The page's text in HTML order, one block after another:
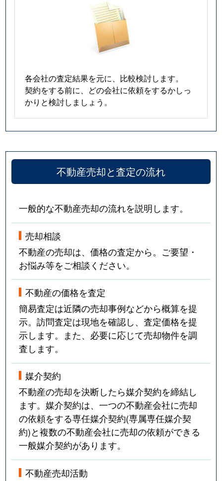
各会社の査定結果を元に、比較検討します。
契約をする前に、どの会社に依頼をするかしっ
かりと検討しましょう。
不動産売却と査定の流れ
一般的な不動産売却の流れを説明します。
売却相談
不動産の売却は、価格の査定から。ご要望・
お悩み等をご相談ください。
不動産の価格を査定
簡易査定は近隣の売却事例などから概算を提
示。訪問査定は現地を確認し、査定価格を提
示します。また、必要に応じて売却物件を調
査します。
媒介契約
不動産の売却を決断したら媒介契約を締結し
ます。媒介契約は、一つの不動産会社に売却
の依頼をする専任媒介契約(専属専任媒介契
約)と複数の不動産会社に売却の依頼ができる
一般媒介契約があります。
不動産売却活動